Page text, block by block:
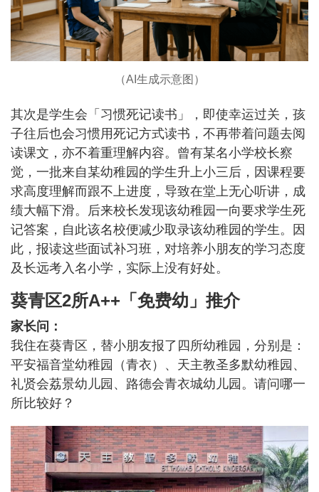
（AI生成示意图）
其次是学生会「习惯死记读书」，即使幸运过关，孩
子往后也会习惯用死记方式读书，不再带着问题去阅
读课文，亦不着重理解内容。曾有某名小学校长察
觉，一批来自某幼稚园的学生升上小三后，因课程要
求高度理解而跟不上进度，导致在堂上无心听讲，成
绩大幅下滑。后来校长发现该幼稚园一向要求学生死
记答案，自此该名校便减少取录该幼稚园的学生。因
此，报读这些面试补习班，对培养小朋友的学习态度
及长远考入名小学，实际上没有好处。
葵青区2所A++「免费幼」推介
家长问：
我住在葵青区，替小朋友报了四所幼稚园，分别是：
平安福音堂幼稚园（青衣）、天主教圣多默幼稚园、
礼贤会荔景幼儿园、路德会青衣城幼儿园。请问哪一
所比较好？